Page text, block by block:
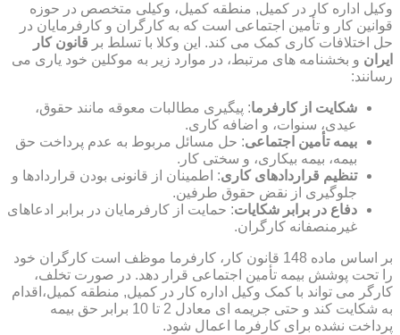
وکیل اداره کار در کمیل, منطقه کمیل، وکیلی متخصص در حوزه
قوانین کار و تأمین اجتماعی است که به کارگران و کارفرمایان در
حل اختلافات کاری کمک می کند. این وکلا با تسلط بر قانون کار
ایران و بخشنامه های مرتبط، در موارد زیر به موکلین خود یاری می
رسانند:
شکایت از کارفرما: پیگیری مطالبات معوقه مانند حقوق،
عیدی، سنوات، و اضافه کاری.
بیمه تأمین اجتماعی: حل مسائل مربوط به عدم پرداخت حق
بیمه، بیمه بیکاری، و سختی کار.
تنظیم قراردادهای کاری: اطمینان از قانونی بودن قراردادها و
جلوگیری از نقض حقوق طرفین.
دفاع در برابر شکایات: حمایت از کارفرمایان در برابر ادعاهای
غیرمنصفانه کارگران.
بر اساس ماده 148 قانون کار، کارفرما موظف است کارگران خود
را تحت پوشش بیمه تأمین اجتماعی قرار دهد. در صورت تخلف،
کارگر می تواند با کمک وکیل اداره کار در کمیل, منطقه کمیل،اقدام
به شکایت کند و حتی جریمه ای معادل 2 تا 10 برابر حق بیمه
پرداخت نشده برای کارفرما اعمال شود.